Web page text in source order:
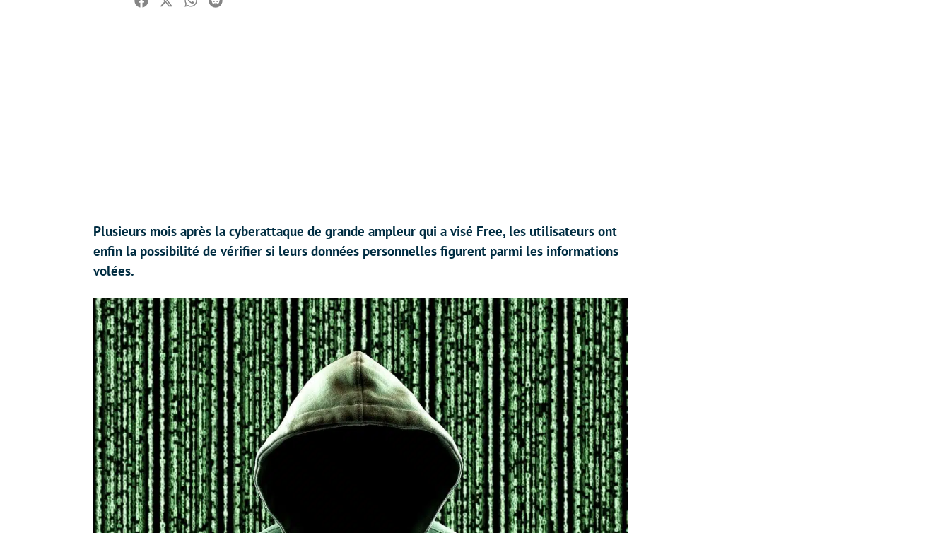
Facebook
TwitterWhatsapp
Reddit
Plusieurs mois après la cyberattaque de grande ampleur qui a visé Free, les utilisateurs ont
enfin la possibilité de vérifier si leurs données personnelles figurent parmi les informations
volées.